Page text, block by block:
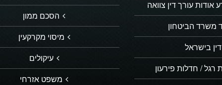
אודות עורך דין צוואה
משרד הביטחון
בישראל
רגל / חדלות פירעון
הסכם ממון
מיסוי מקרקעין
עיקולים
משפט אזרחי